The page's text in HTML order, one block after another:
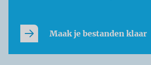
Maak je bestanden klaar